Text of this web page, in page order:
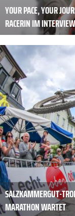
YOUR PACE, YOUR
RACERIN IM INTERVIEW
SALZKAMMERGUT-
MARATHON WARTET